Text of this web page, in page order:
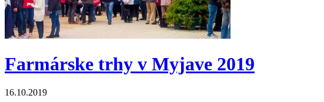
Farmárske trhy v Myjave 2019
16.10.2019